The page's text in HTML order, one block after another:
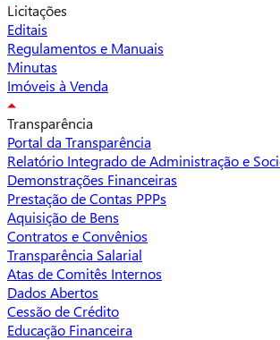
Licitações
Editais
Regulamentos e Manuais
Minutas
Imóveis à Venda
Transparência
Portal da Transparência
Relatório Integrado de Administração e
Demonstrações Financeiras
Prestação de Contas PPPs
Aquisição de Bens
Contratos e Convênios
Transparência Salarial
Atas de Comitês Internos
Dados Abertos
Cessão de Crédito
Educação Financeira